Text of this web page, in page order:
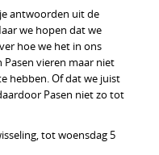
antwoorden uit de
we hopen dat we
hoe we het in ons
Pasen vieren maar niet
hebben. Of dat we juist
Pasen niet zo tot
tot woensdag 5